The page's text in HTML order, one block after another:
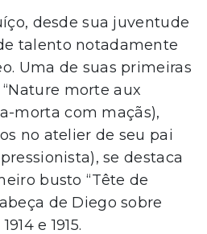
desde sua juventude
talento notadamente
Uma de suas primeiras
morte aux
morta com maçãs),
no atelier de seu pai
se destaca
busto “Tête de
de Diego sobre
e 1915.